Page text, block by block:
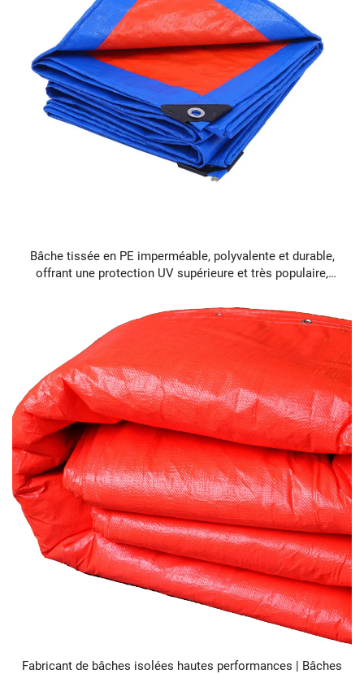
Bâche tissée en PE imperméable, polyvalente et durable,
offrant une protection UV supérieure et très populaire,
Fabricant de bâches isolées hautes performances | Bâches